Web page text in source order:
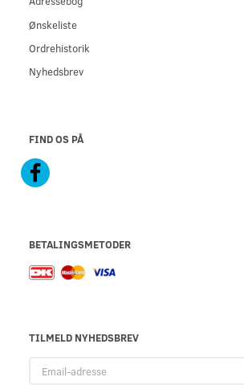
Ønskeliste
Ordrehistorik
Nyhedsbrev
FIND OS PÅ
BETALINGSMETODER
TILMELD NYHEDSBREV
adresse